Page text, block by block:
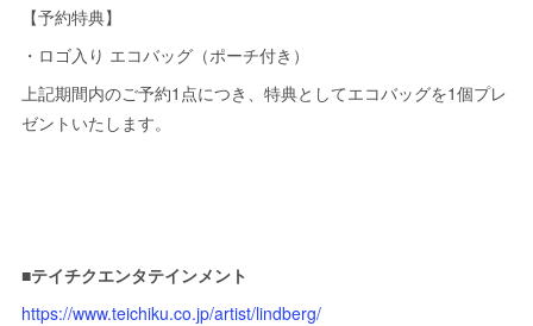
【予約特典】
・ロゴ入り エコバッグ（ポーチ付き）
上記期間内のご予約1点につき、特典としてエコバッグを1個プレ
ゼントいたします。
■テイチクエンタテインメント
https://www.teichiku.co.jp/artist/lindberg/